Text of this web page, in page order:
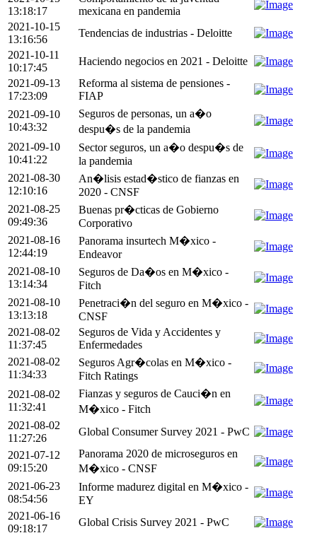
13:18:17
mexicana en pandemia
2021-10-15
13:16:56
Tendencias de industrias - Deloitte
2021-10-11
10:17:45
Haciendo negocios en 2021 - Deloitte
2021-09-13
17:23:09
Reforma al sistema de pensiones -
FIAP
2021-09-10
10:43:32
Seguros de personas, un a�o
despu�s de la pandemia
2021-09-10
10:41:22
Sector seguros, un a�o despu�s de
la pandemia
2021-08-30
12:10:16
An�lisis estad�stico de fianzas en
2020 - CNSF
2021-08-25
09:49:36
Buenas pr�cticas de Gobierno
Corporativo
2021-08-16
12:44:19
Panorama insurtech M�xico -
Endeavor
2021-08-10
13:14:34
Seguros de Da�os en M�xico -
Fitch
2021-08-10
13:13:18
Penetraci�n del seguro en M�xico -
CNSF
2021-08-02
11:37:45
Seguros de Vida y Accidentes y
Enfermedades
2021-08-02
11:34:33
Seguros Agr�colas en M�xico -
Fitch Ratings
2021-08-02
11:32:41
Fianzas y seguros de Cauci�n en
M�xico - Fitch
2021-08-02
11:27:26
Global Consumer Survey 2021 - PwC
2021-07-12
09:15:20
Panorama 2020 de microseguros en
M�xico - CNSF
2021-06-23
08:54:56
Informe madurez digital en M�xico -
EY
2021-06-16
09:18:17
Global Crisis Survey 2021 - PwC